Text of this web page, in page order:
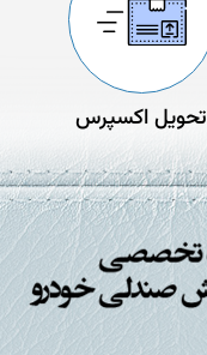
تحویل اکسپرس